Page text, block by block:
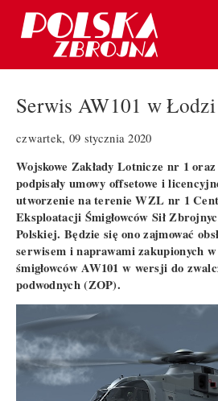
Serwis AW101 w Łodzi
czwartek, 09 stycznia 2020
Wojskowe Zakłady Lotnicze nr 1
podpisały umowy offsetowe i
utworzenie na terenie WZL nr 1
Eksploatacji Śmigłowców Sił
Polskiej. Będzie się ono zajmować
serwisem i naprawami zakupionych
śmigłowców AW101 w wersji do
podwodnych (ZOP).